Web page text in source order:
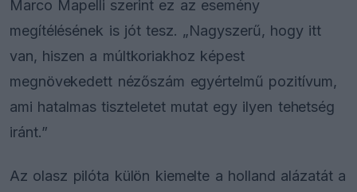
Marco Mapelli szerint ez az esemény
megítélésének is jót tesz. „Nagyszerű, hogy itt
van, hiszen a múltkoriakhoz képest
megnövekedett nézőszám egyértelmű pozitívum,
ami hatalmas tiszteletet mutat egy ilyen tehetség
iránt.”
Az olasz pilóta külön kiemelte a holland alázatát a